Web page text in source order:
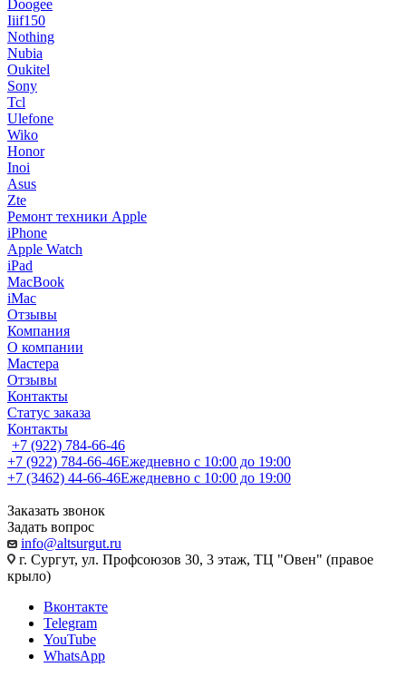
Doogee
Iiif150
Nothing
Nubia
Oukitel
Sony
Tcl
Ulefone
Wiko
Honor
Inoi
Asus
Zte
Ремонт техники Apple
iPhone
Apple Watch
iPad
MacBook
iMac
Отзывы
Компания
О компании
Мастера
Отзывы
Контакты
Статус заказа
Контакты
+7 (922) 784-66-46
+7 (922) 784-66-46Ежедневно с 10:00 до 19:00
+7 (3462) 44-66-46Ежедневно с 10:00 до 19:00
Заказать звонок
Задать вопрос
info@altsurgut.ru
г. Сургут, ул. Профсоюзов 30, 3 этаж, ТЦ "Овен" (правое
крыло)
Вконтакте
Telegram
YouTube
WhatsApp